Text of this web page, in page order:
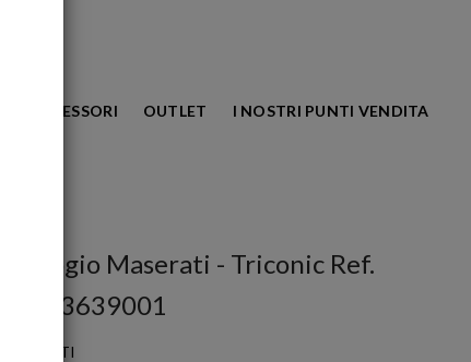
ACCESSORI OUTLET I NOSTRI PUNTI VENDITA
Orologio Maserati - Triconic Ref.
R8873639001
MASERATI